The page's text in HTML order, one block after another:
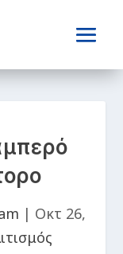
| Οκτ 26,